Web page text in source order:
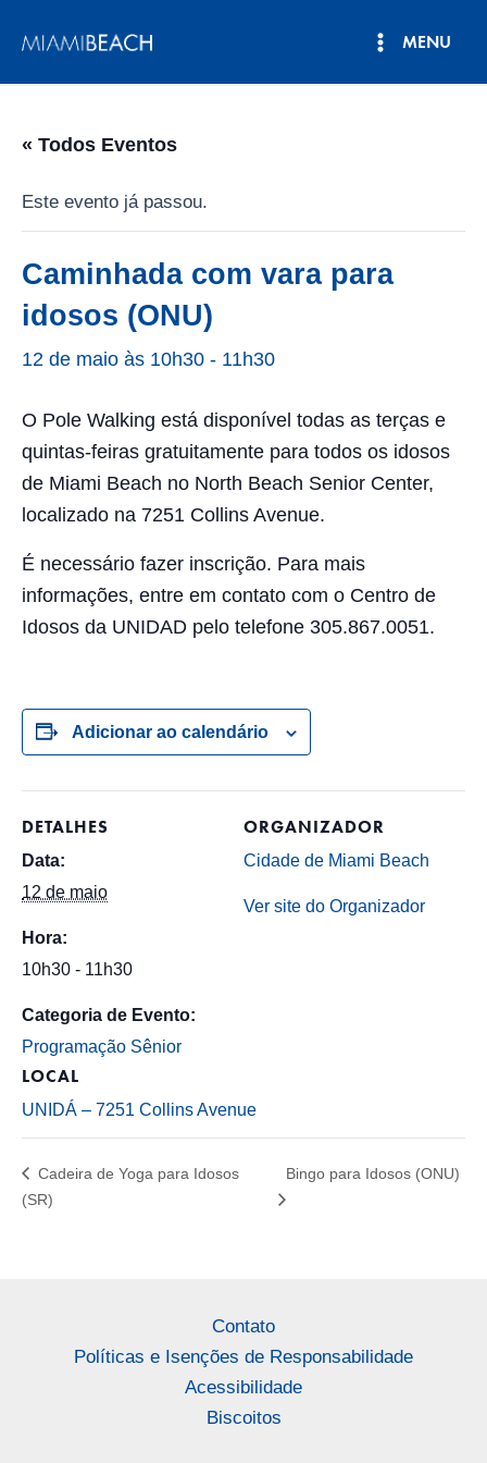
para
MENU
« Todos Eventos
Este evento já passou.
Caminhada com vara para
idosos (ONU)
12 de maio às 10h30 - 11h30
O Pole Walking está disponível todas as terças e
quintas-feiras gratuitamente para todos os idosos
de Miami Beach no North Beach Senior Center,
localizado na 7251 Collins Avenue.
É necessário fazer inscrição. Para mais
informações, entre em contato com o Centro de
Idosos da UNIDAD pelo telefone 305.867.0051.
Adicionar ao calendário
DETALHES
Data:
12 de maio
Hora:
10h30 - 11h30
Categoria de Evento:
Programação Sênior
LOCAL
UNIDÁ – 7251 Collins Avenue
ORGANIZADOR
Cidade de Miami Beach
Ver site do Organizador
Cadeira de Yoga para Idosos
(SR)
Bingo para Idosos (ONU)
Contato
Políticas e Isenções de Responsabilidade
Acessibilidade
Biscoitos